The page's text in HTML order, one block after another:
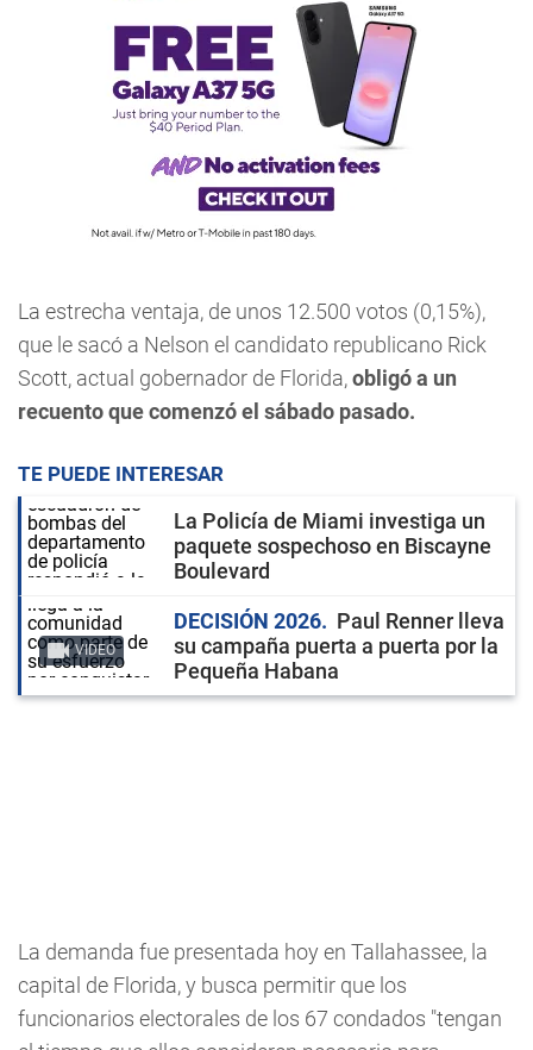
La estrecha ventaja, de unos 12.500 votos (0,15%),
que le sacó a Nelson el candidato republicano Rick
Scott, actual gobernador de Florida,obligó a un
recuento que comenzó el sábado pasado.
TE PUEDE INTERESAR
La Policía de Miami investiga un
paquete sospechoso en Biscayne
Boulevard
VIDEO
DECISIÓN 2026
Paul Renner lleva
su campaña puerta a puerta por la
Pequeña Habana
La demanda fue presentada hoy en Tallahassee, la
capital de Florida, y busca permitir que los
funcionarios electorales de los 67 condados "tengan